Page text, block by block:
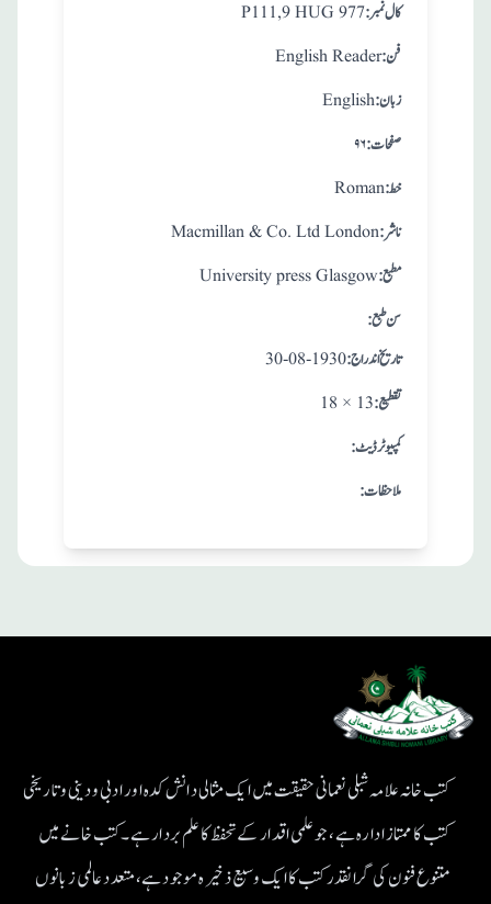
P111,9 HUG 977:کال نمبر
English Reader :فن
English:زبان
۹۶ :صفحات
Roman:خط
Macmillan & Co. Ltd London :ناشر
University press Glasgow :مطبع
: سن طبع
30-08-1930: تاريخ اندراج
18 × 13 :تقطيع
:کمپیوٹر ڈیٹ
:ملاحظات
کتب خانہ علامہ شبلی نعمانی حقیقت میں ایک مثالی دانش کدہ اور ادبی ودینی و تاریخی
کتب کا ممتاز ادارہ ہے، جو علمی اقدار کے تحفظ کا علم بردار ہے۔کتب خانے میں
متنوع فنون کی گرانقدر کتب کا ایک وسیع ذخیرہ موجود ہے، متعدد عالمی زبانوں